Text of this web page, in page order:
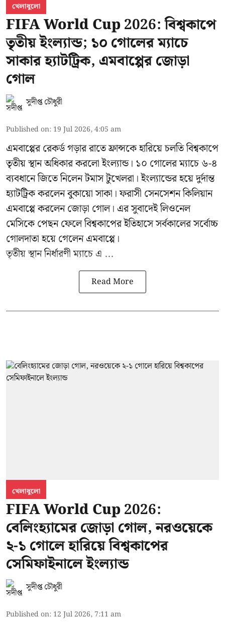
খেলাধুলো
FIFA World Cup 2026: বিশ্বকাপে
তৃতীয় ইংল্যান্ড; ১০ গোলের ম্যাচে
সাকার হ্যাটট্রিক, এমবাপ্পের জোড়া
গোল
সুদীপ্ত চৌধুরী
Published on: 19 Jul 2026, 4:05 am
এমবাপ্পের রেকর্ড গড়ার রাতে ফ্রান্সকে হারিয়ে চলতি বিশ্বকাপে
তৃতীয় স্থান অধিকার করলো ইংল্যান্ড। ১০ গোলের ম্যাচে ৬-৪
ব্যবধানে জিতে নিলেন টমাস টুখেলরা। ইংল্যান্ডের হয়ে দুর্দান্ত
হ্যাটট্রিক করলেন বুকায়ো সাকা। ফরাসী সেনসেশন কিলিয়ান
এমবাপ্পে করলেন জোড়া গোল। এর সুবাদেই লিওনেল
মেসিকে পেছন ফেলে বিশ্বকাপের ইতিহাসে সর্বকালের সর্বোচ্চ
গোলদাতা হয়ে গেলেন এমবাপ্পে।
তৃতীয় স্থান নির্ধারণী ম্যাচে এ ...
Read More
খেলাধুলো
FIFA World Cup 2026:
বেলিংহ্যামের জোড়া গোল, নরওয়েকে
২-১ গোলে হারিয়ে বিশ্বকাপের
সেমিফাইনালে ইংল্যান্ড
সুদীপ্ত চৌধুরী
Published on: 12 Jul 2026, 7:11 am